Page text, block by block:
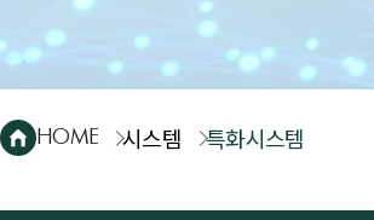
HOME 시스템 특화시스템